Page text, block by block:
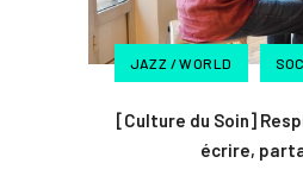
JAZZ / WORLD
[Culture du Soin]
écrire,